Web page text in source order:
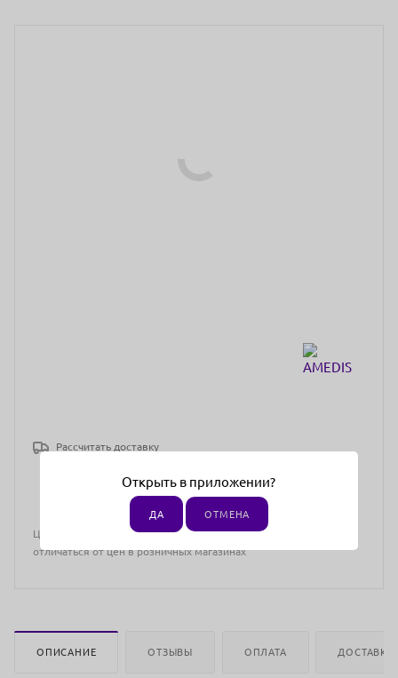
Рассчитать доставку
Цена действительна только для интернет-магазина и может
отличаться от цен в розничных магазинах
ОПИСАНИЕ ОТЗЫВЫ ОПЛАТА ДОСТАВКА
Открыть в приложении?
ДА ОТМЕНА